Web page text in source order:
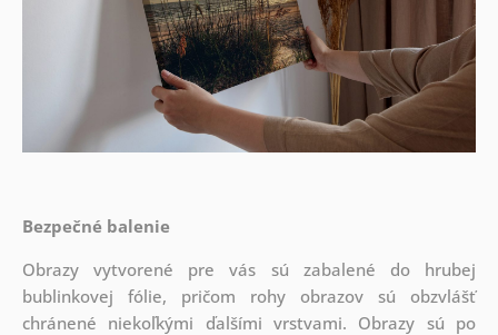
Bezpečné balenie
Obrazy vytvorené pre vás sú zabalené do hrubej
bublinkovej fólie, pričom rohy obrazov sú obzvlášť
chránené niekoľkými ďalšími vrstvami. Obrazy sú po